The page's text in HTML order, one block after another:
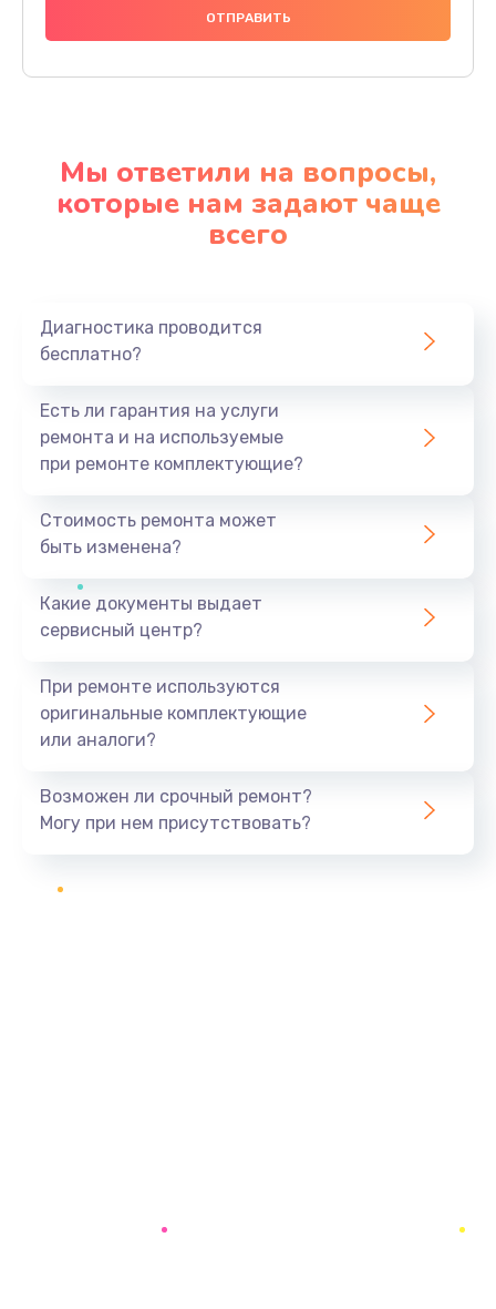
Мы ответили на вопросы,
которые нам задают чаще
всего
Диагностика проводится
бесплатно?
Есть ли гарантия на услуги
ремонта и на используемые
при ремонте комплектующие?
Стоимость ремонта может
быть изменена?
Какие документы выдает
сервисный центр?
При ремонте используются
оригинальные комплектующие
или аналоги?
Возможен ли срочный ремонт?
Могу при нем присутствовать?